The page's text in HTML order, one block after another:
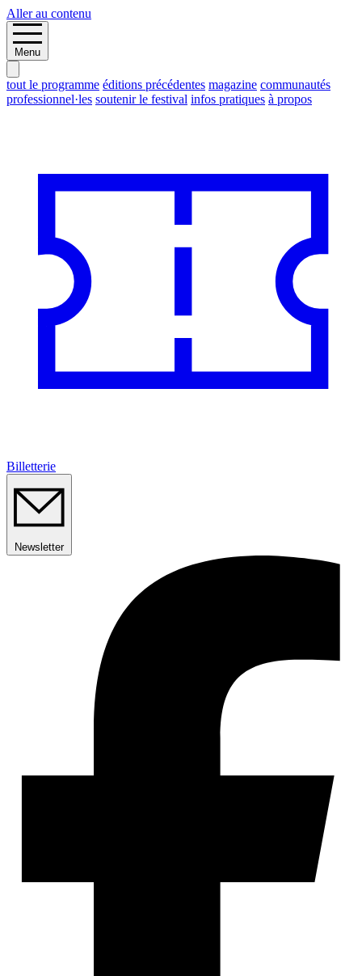
Aller au contenu
Menu
tout le programme éditions précédentes magazine communautés
professionnel·les soutenir le festival infos pratiques à propos
Billetterie
Newsletter